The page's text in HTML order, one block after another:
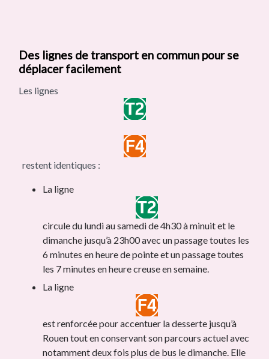
Des lignes de transport en commun pour se
déplacer facilement
Les lignes
restent identiques :
La ligne
circule du lundi au samedi de 4h30 à minuit et le
dimanche jusqu’à 23h00 avec un passage toutes les
6 minutes en heure de pointe et un passage toutes
les 7 minutes en heure creuse en semaine.
La ligne
est renforcée pour accentuer la desserte jusqu’à
Rouen tout en conservant son parcours actuel avec
notamment deux fois plus de bus le dimanche. Elle